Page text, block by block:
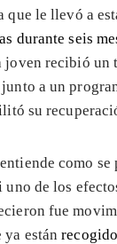
que le llevó a
durante seis
joven recibió un
a un
su
como
de los
fue
ya están